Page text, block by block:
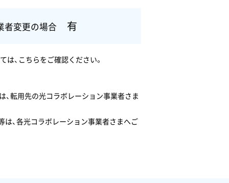
者変更の場合 有
は、こちらをご確認ください。
、転用先の光コラボレーション事業者さま
、各光コラボレーション事業者さまへご